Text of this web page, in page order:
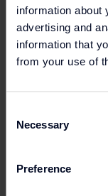
information about
advertising and
information that
from your use of
Selection
Necessary
Preference